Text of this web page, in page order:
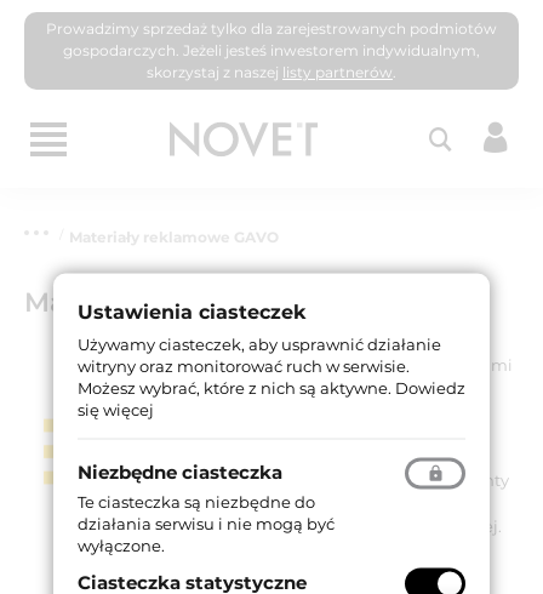
Prowadzimy sprzedaż tylko dla zarejestrowanych podmiotów
gospodarczych. Jeżeli jesteś inwestorem indywidualnym,
skorzystaj z naszej listy partnerów.
Materiały reklamowe GAVO
Materiały reklamowe GAVO
Aby zapoznać się z rozwiązaniami
firmy Gavo, przygotowaliśmy
Materiały zawierają dane
techniczne, wydajności i warianty
montażowe stosowane w
systemach wentylacji drzwiowej.
Ustawienia ciasteczek
Używamy ciasteczek, aby usprawnić działanie
witryny oraz monitorować ruch w serwisie.
Możesz wybrać, które z nich są aktywne. Dowiedz
się więcej
Niezbędne ciasteczka
Te ciasteczka są niezbędne do
działania serwisu i nie mogą być
wyłączone.
Ciasteczka statystyczne